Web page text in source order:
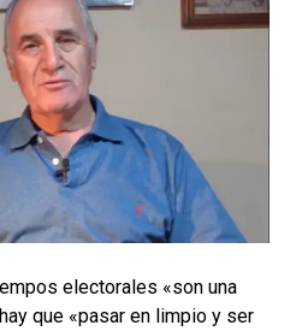
electorales «son una
que «pasar en limpio y ser